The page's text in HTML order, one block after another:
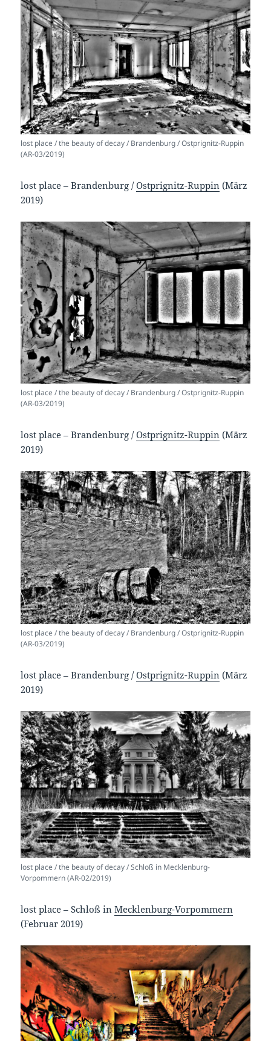
lost place / the beauty of decay / Brandenburg / Ostprignitz-Ruppin
(AR-03/2019)
lost place – Brandenburg /Ostprignitz-Ruppin (März
2019)
lost place / the beauty of decay / Brandenburg / Ostprignitz-Ruppin
(AR-03/2019)
lost place – Brandenburg /Ostprignitz-Ruppin (März
2019)
lost place / the beauty of decay / Brandenburg / Ostprignitz-Ruppin
(AR-03/2019)
lost place – Brandenburg /Ostprignitz-Ruppin (März
2019)
lost place / the beauty of decay / Schloß in Mecklenburg-
Vorpommern (AR-02/2019)
lost place – Schloß inMecklenburg-Vorpommern
(Februar 2019)